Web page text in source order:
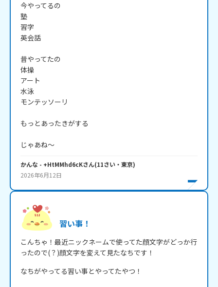
今やってるの
塾
習字
英会話
昔やってたの
体操
アート
水泳
モンテッソーリ
もっとあったきがする
じゃあね～
かんな - +HtMMhd6cKさん(11さい・ 東京)
2026年6月12日
習い事！
こんちゃ！最近ニックネームで使ってた顔文字がどっか行
ったので(？)顔文字を変えて見たなちです！
なちがやってる習い事とやってたやつ！